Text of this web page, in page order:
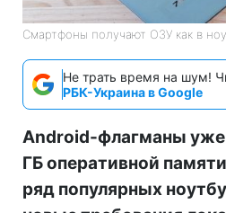
Смартфоны получают ОЗУ как в
Не трать время на шум!
РБК-Украина в Google
Android-флагманы уже
ГБ оперативной
ряд популярных